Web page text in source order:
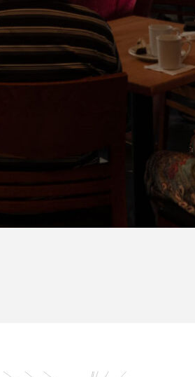
NOUS VOUS SUGGÉRONS…
Orford sur
Eastman
Près de chez vous, assistez à de
l’Académie Orford Musique et
Brouillette et la médiatrice Paola